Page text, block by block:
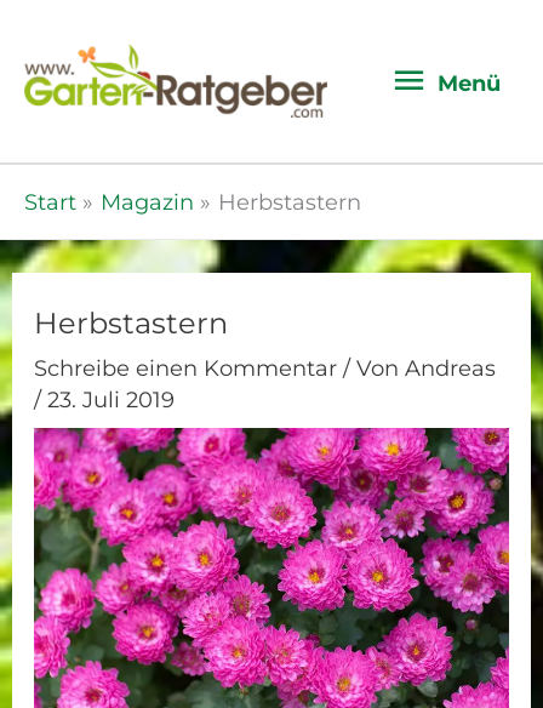
Menü
Start Magazin Herbstastern
Herbstastern
Schreibe einen Kommentar / VonAndreas
/23. Juli 2019